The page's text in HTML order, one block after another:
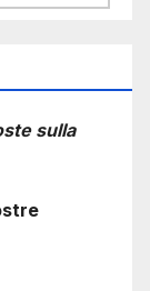
sulla